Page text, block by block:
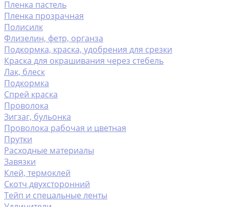
Пленка пастель
Пленка прозрачная
Полисилк
Флизелин, фетр, органза
Подкормка, краска, удобрения для срезки
Краска для окрашивания через стебель
Лак, блеск
Подкормка
Спрей краска
Проволока
Зигзаг, бульонка
Проволока рабочая и цветная
Прутки
Расходные материалы
Завязки
Клей, термоклей
Скотч двухсторонний
Тейп и спецальные ленты